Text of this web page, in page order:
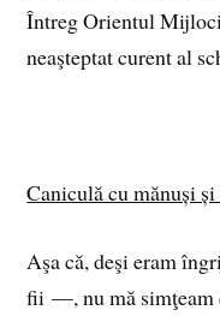
Întreg Orientul
neaşteptat curent al
Caniculă cu mănuși
Aşa că, deşi eram
fii —, nu mă simţeam